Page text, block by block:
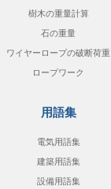
樹木の重量計算
石の重量
ワイヤーロープの破断荷重
ロープワーク
用語集
電気用語集
建築用語集
設備用語集